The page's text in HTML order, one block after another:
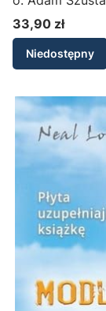
Cena
33,90 zł
Niedostępny